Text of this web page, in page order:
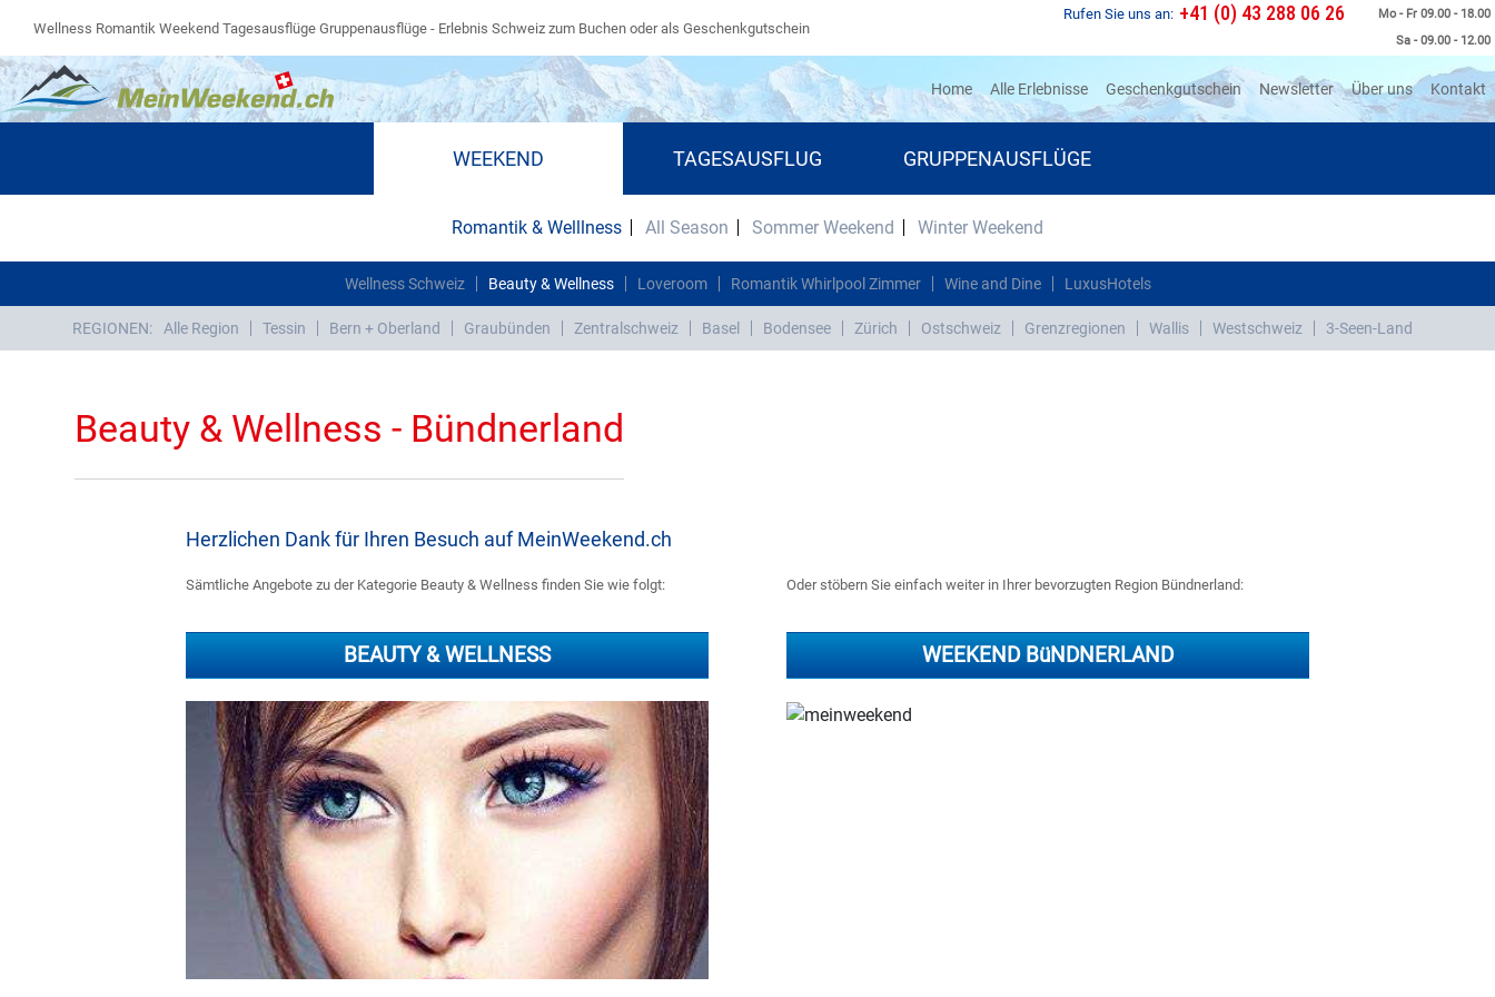
Wellness Romantik Weekend Tagesausflüge Gruppenausflüge - Erlebnis Schweiz zum Buchen oder als Geschenkgutschein
Mo - Fr 09.00 - 18.00
Sa - 09.00 - 12.00
Rufen Sie uns an: +41 (0) 43 288 06 26
Home(current)
Alle Erlebnisse Geschenkgutschein Newsletter Über uns Kontakt
WEEKEND TAGESAUSFLUG GRUPPENAUSFLÜGE
Romantik & Welllness All Season Sommer Weekend Winter Weekend
Wellness Schweiz Beauty & Wellness Loveroom Romantik Whirlpool Zimmer Wine and Dine LuxusHotels
REGIONEN: Alle Region Tessin Bern + Oberland Graubünden Zentralschweiz Basel Bodensee Zürich Ostschweiz Grenzregionen Wallis Westschweiz 3-Seen-Land
Beauty & Wellness - Bündnerland
Herzlichen Dank für Ihren Besuch auf MeinWeekend.ch
Sämtliche Angebote zu der Kategorie Beauty & Wellness finden Sie wie folgt:
BEAUTY & WELLNESS
Oder stöbern Sie einfach weiter in Ihrer bevorzugten Region Bündnerland:
WEEKEND BüNDNERLAND